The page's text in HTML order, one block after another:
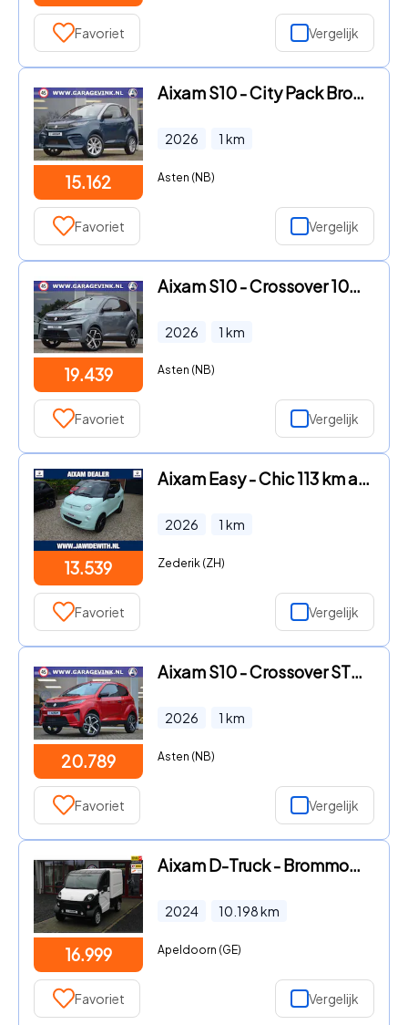
Favoriet Vergelijk
15.162
Aixam S10 - City Pack Brommobiel NIEUW
2026 1 km
Asten (NB)
Favoriet Vergelijk
19.439
Aixam S10 - Crossover 100% ELEKTRISCH | Airco €1.450 | Apple car play me
2026 1 km
Asten (NB)
Favoriet Vergelijk
13.539
Aixam Easy - Chic 113 km actieradius NIEUW MODEL minicar Elektrische rame
2026 1 km
Zederik (ZH)
Favoriet Vergelijk
20.789
Aixam S10 - Crossover STUURBEKRACHTIGING leverbaar op alle modellen *NIE
2026 1 km
Asten (NB)
Favoriet Vergelijk
16.999
Aixam D-Truck - Brommobiel 400 Van
2024 10.198km
Apeldoorn (GE)
Favoriet Vergelijk